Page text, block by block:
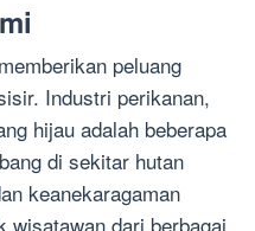
peluang
Industri perikanan,
hijau adalah beberapa
di sekitar hutan
keanekaragaman
wisatawan dari berbagai